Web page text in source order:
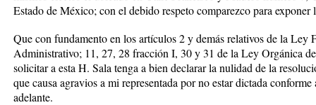
Estado de México; con el debido respeto comparezco para exponer
Que con fundamento en los artículos 2 y demás relativos de la Ley
Administrativo; 11, 27, 28 fracción I, 30 y 31 de la Ley Orgánica
solicitar a esta H. Sala tenga a bien declarar la nulidad de la
que causa agravios a mi representada por no estar dictada
adelante.